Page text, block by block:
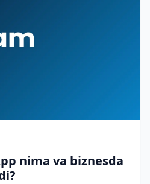
nima va biznesda